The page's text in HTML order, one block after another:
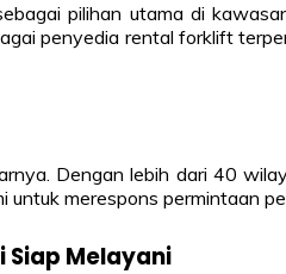
pilihan utama di
penyedia rental forklift
Dengan lebih dari 40
untuk merespons permintaan
Siap Melayani